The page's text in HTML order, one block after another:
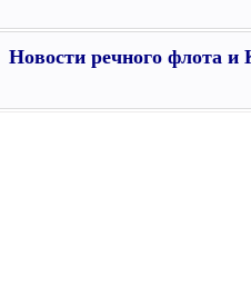
Новости речного флота и